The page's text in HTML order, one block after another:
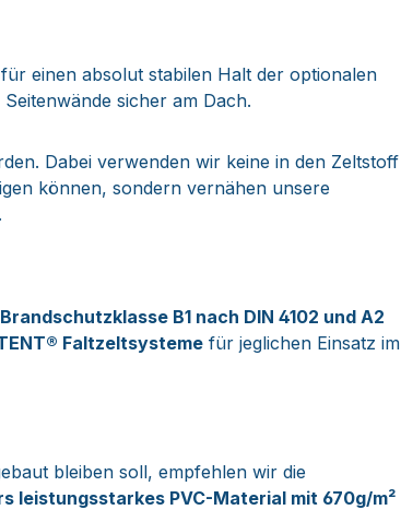
einen absolut stabilen Halt der optionalen
sicher am Dach.
Dabei verwenden wir keine in den Zeltstoff
können, sondern vernähen unsere
Brandschutzklasse B1 nach DIN 4102 und A2
Faltzeltsysteme für jeglichen Einsatz im
bleiben soll, empfehlen wir die
leistungsstarkes PVC-Material mit 670g/m²